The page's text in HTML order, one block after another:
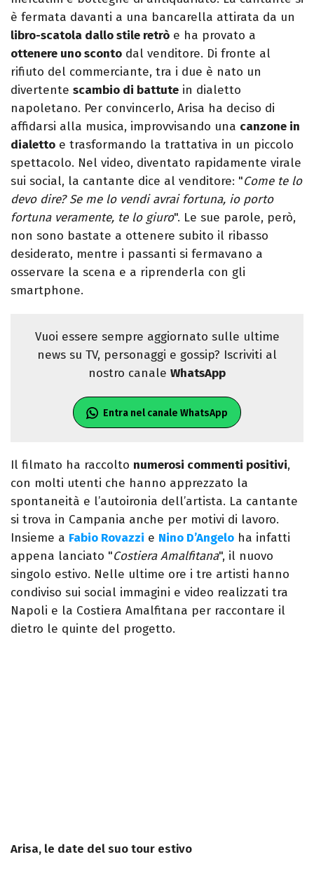
è fermata davanti a una bancarella attirata da un
libro-scatola dallo stile retrò e ha provato a
ottenere uno sconto dal venditore. Di fronte al
rifiuto del commerciante, tra i due è nato un
divertente scambio di battute in dialetto
napoletano. Per convincerlo, Arisa ha deciso di
affidarsi alla musica, improvvisando una canzone in
dialetto e trasformando la trattativa in un piccolo
spettacolo. Nel video, diventato rapidamente virale
sui social, la cantante dice al venditore: "Come te lo
devo dire? Se me lo vendi avrai fortuna, io porto
fortuna veramente, te lo giuro". Le sue parole, però,
non sono bastate a ottenere subito il ribasso
desiderato, mentre i passanti si fermavano a
osservare la scena e a riprenderla con gli
smartphone.
Vuoi essere sempre aggiornato sulle ultime
news su TV, personaggi e gossip? Iscriviti al
nostro canale WhatsApp
Entra nel canale WhatsApp
Il filmato ha raccolto numerosi commenti positivi,
con molti utenti che hanno apprezzato la
spontaneità e l’autoironia dell’artista. La cantante
si trova in Campania anche per motivi di lavoro.
Insieme a Fabio Rovazzi e Nino D’Angelo ha infatti
appena lanciato "Costiera Amalfitana", il nuovo
singolo estivo. Nelle ultime ore i tre artisti hanno
condiviso sui social immagini e video realizzati tra
Napoli e la Costiera Amalfitana per raccontare il
dietro le quinte del progetto.
Arisa, le date del suo tour estivo